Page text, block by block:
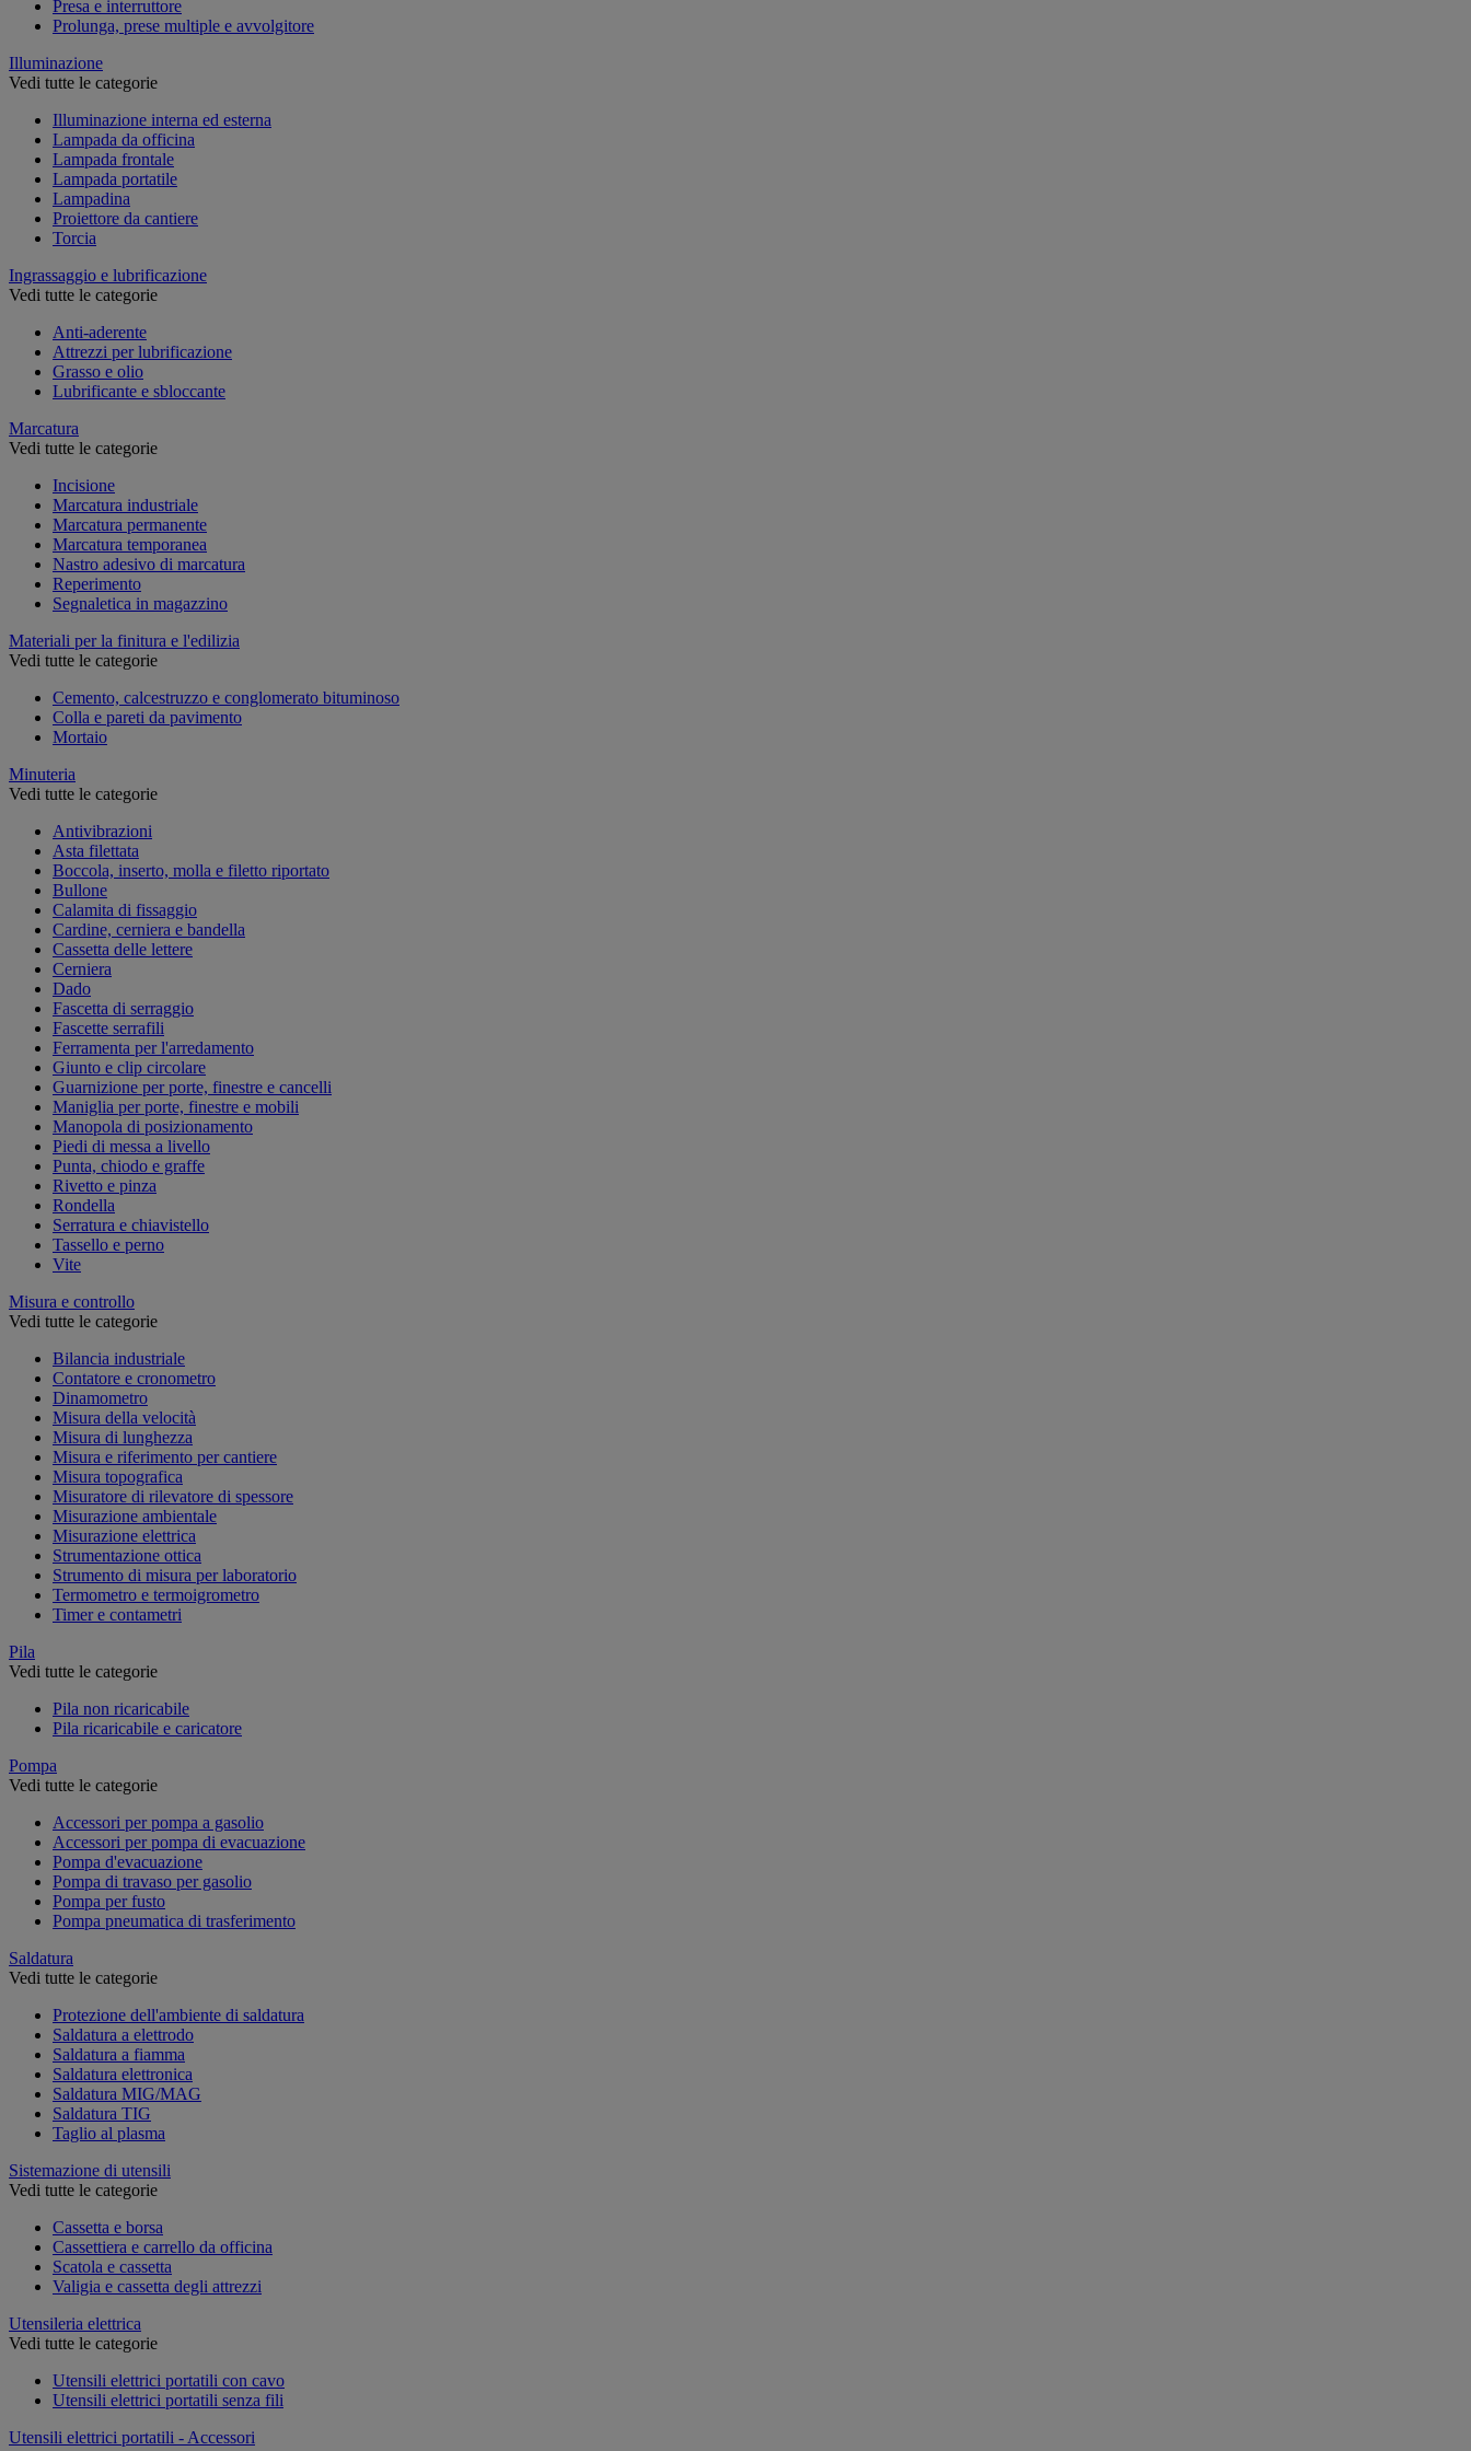
Presa e interruttore
Prolunga, prese multiple e avvolgitore
Illuminazione
Vedi tutte le categorie
Illuminazione interna ed esterna
Lampada da officina
Lampada frontale
Lampada portatile
Lampadina
Proiettore da cantiere
Torcia
Ingrassaggio e lubrificazione
Vedi tutte le categorie
Anti-aderente
Attrezzi per lubrificazione
Grasso e olio
Lubrificante e sbloccante
Marcatura
Vedi tutte le categorie
Incisione
Marcatura industriale
Marcatura permanente
Marcatura temporanea
Nastro adesivo di marcatura
Reperimento
Segnaletica in magazzino
Materiali per la finitura e l'edilizia
Vedi tutte le categorie
Cemento, calcestruzzo e conglomerato bituminoso
Colla e pareti da pavimento
Mortaio
Minuteria
Vedi tutte le categorie
Antivibrazioni
Asta filettata
Boccola, inserto, molla e filetto riportato
Bullone
Calamita di fissaggio
Cardine, cerniera e bandella
Cassetta delle lettere
Cerniera
Dado
Fascetta di serraggio
Fascette serrafili
Ferramenta per l'arredamento
Giunto e clip circolare
Guarnizione per porte, finestre e cancelli
Maniglia per porte, finestre e mobili
Manopola di posizionamento
Piedi di messa a livello
Punta, chiodo e graffe
Rivetto e pinza
Rondella
Serratura e chiavistello
Tassello e perno
Vite
Misura e controllo
Vedi tutte le categorie
Bilancia industriale
Contatore e cronometro
Dinamometro
Misura della velocità
Misura di lunghezza
Misura e riferimento per cantiere
Misura topografica
Misuratore di rilevatore di spessore
Misurazione ambientale
Misurazione elettrica
Strumentazione ottica
Strumento di misura per laboratorio
Termometro e termoigrometro
Timer e contametri
Pila
Vedi tutte le categorie
Pila non ricaricabile
Pila ricaricabile e caricatore
Pompa
Vedi tutte le categorie
Accessori per pompa a gasolio
Accessori per pompa di evacuazione
Pompa d'evacuazione
Pompa di travaso per gasolio
Pompa per fusto
Pompa pneumatica di trasferimento
Saldatura
Vedi tutte le categorie
Protezione dell'ambiente di saldatura
Saldatura a elettrodo
Saldatura a fiamma
Saldatura elettronica
Saldatura MIG/MAG
Saldatura TIG
Taglio al plasma
Sistemazione di utensili
Vedi tutte le categorie
Cassetta e borsa
Cassettiera e carrello da officina
Scatola e cassetta
Valigia e cassetta degli attrezzi
Utensileria elettrica
Vedi tutte le categorie
Utensili elettrici portatili con cavo
Utensili elettrici portatili senza fili
Utensili elettrici portatili - Accessori